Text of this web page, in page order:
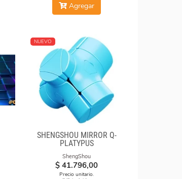
Agregar
NUEVO
SHENGSHOU MIRROR Q-
PLATYPUS
ShengShou
$ 41.796,00
Precio unitario.